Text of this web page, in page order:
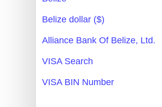
Card
Checker
What
My
Belize dollar ($)
Alliance Bank Of Belize, Ltd.
VISA Search
VISA BIN Number